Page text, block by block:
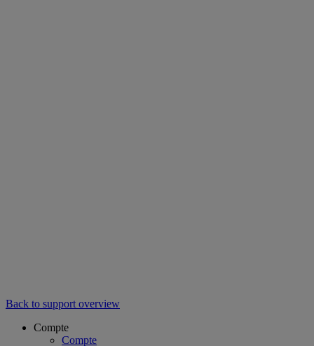
Back to support overview
Compte
Compte